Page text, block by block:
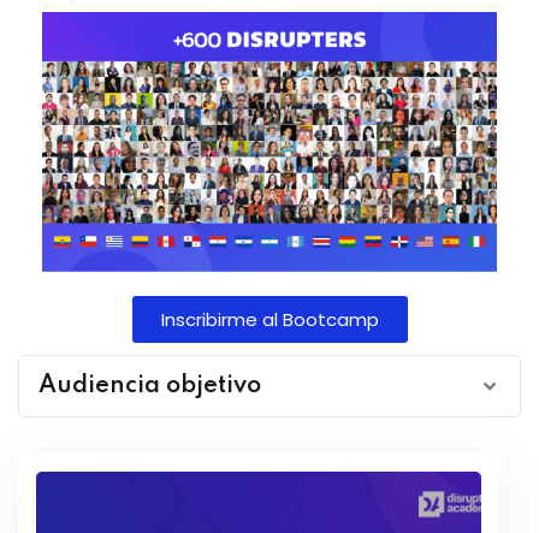
Inscribirme al Bootcamp
Audiencia objetivo
Analistas de Negocios: Profesionales que desean
diseñar campañas resonantes y analizar datos del